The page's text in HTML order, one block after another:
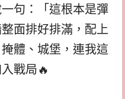
句：「這根本是彈
面排好排滿，配上
體、城堡，連我這
戰局🔥